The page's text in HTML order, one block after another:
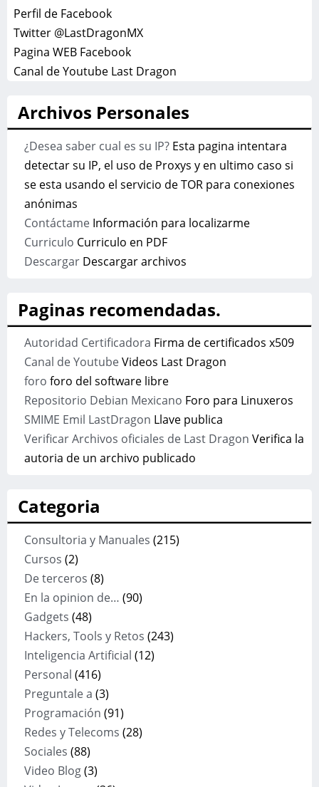
Perfil de Facebook
Twitter @LastDragonMX
Pagina WEB Facebook
Canal de Youtube Last Dragon
Archivos Personales
¿Desea saber cual es su IP?Esta pagina intentara
detectar su IP, el uso de Proxys y en ultimo caso si
se esta usando el servicio de TOR para conexiones
anónimas
ContáctameInformación para localizarme
Curriculo Curriculo en PDF
DescargarDescargar archivos
Paginas recomendadas.
Autoridad Certificadora Firma de certificados x509
Canal de YoutubeVideos Last Dragon
foro foro del software libre
Repositorio Debian Mexicano Foro para Linuxeros
SMIME Emil LastDragon Llave publica
Verificar Archivos oficiales de Last Dragon Verifica la
autoria de un archivo publicado
Categoria
Consultoria y Manuales (215)
Cursos (2)
De terceros (8)
En la opinion de… (90)
Gadgets (48)
Hackers, Tools y Retos (243)
Inteligencia Artificial (12)
Personal (416)
Preguntale a (3)
Programación (91)
Redes y Telecoms (28)
Sociales (88)
Video Blog(3)